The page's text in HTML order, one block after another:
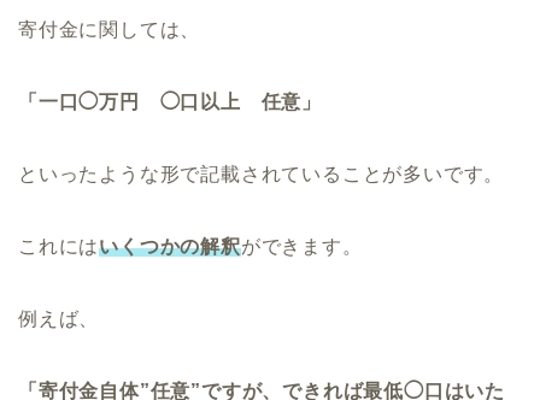
寄付金に関しては、
「一口◯万円 ◯口以上 任意」
といったような形で記載されていることが多いです。
これにはいくつかの解釈ができます。
例えば、
「寄付金自体”任意”ですが、できれば最低◯口はいた